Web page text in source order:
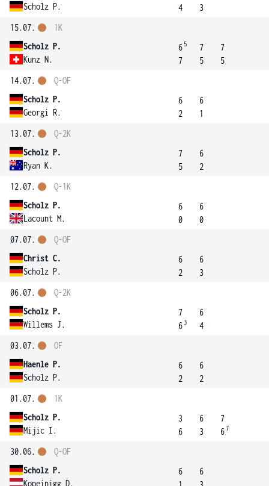
Scholz P.
4
3
15.07.
Scholz P.
Kunz N.
1K
6 5
7
7
5
7
5
14.07.
Scholz P.
Georgi R.
Q-OF
6
2
6
1
13.07.
Scholz P.
Ryan K.
Q-2K
7
5
6
2
12.07.
Scholz P.
Lacount M.
Q-1K
6
0
6
0
07.07.
Christ C.
Scholz P.
Q-OF
6
2
6
3
06.07.
Scholz P.
Willems J.
Q-2K
7
6 3
6
4
03.07.
Haenle P.
Scholz P.
OF
6
2
6
2
01.07.
Scholz P.
Mijic I.
1K
3
6
6
3
7
67
30.06.
Scholz P.
Kopeinigg D.
Q-OF
6
6